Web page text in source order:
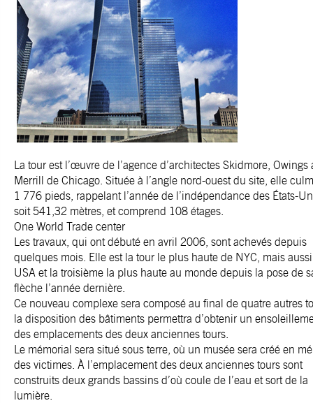
La tour est l’œuvre de l’agence d’architectes Skidmore, Owings
Merrill de Chicago. Située à l’angle nord-ouest du site, elle
1 776 pieds, rappelant l’année de l’indépendance des États-
soit 541,32 mètres, et comprend 108 étages.
One World Trade center
Les travaux, qui ont débuté en avril 2006, sont achevés depuis
quelques mois. Elle est la tour le plus haute de NYC, mais
USA et la troisième la plus haute au monde depuis la pose de
flèche l’année dernière.
Ce nouveau complexe sera composé au final de quatre autres
la disposition des bâtiments permettra d’obtenir un
des emplacements des deux anciennes tours.
Le mémorial sera situé sous terre, où un musée sera créé en
des victimes. À l’emplacement des deux anciennes tours sont
construits deux grands bassins d’où coule de l’eau et sort de la
lumière.